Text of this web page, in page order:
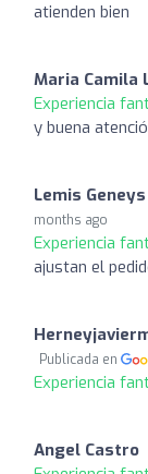
atienden bien
Maria Camila
Experiencia
y buena
Lemis
months ago
Experiencia
ajustan el
Publicada en
Experiencia
Angel Castro